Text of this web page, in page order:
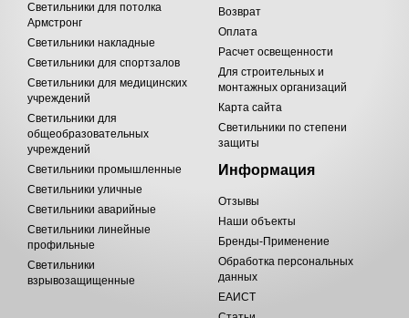
Светильники для потолка
Армстронг
Светильники накладные
Светильники для спортзалов
Светильники для медицинских
учреждений
Светильники для
общеобразовательных
учреждений
Светильники промышленные
Светильники уличные
Светильники аварийные
Светильники линейные
профильные
Светильники
взрывозащищенные
Возврат
Оплата
Расчет освещенности
Для строительных и
монтажных организаций
Карта сайта
Светильники по степени
защиты
Информация
Отзывы
Наши объекты
Бренды-Применение
Обработка персональных
данных
ЕАИСТ